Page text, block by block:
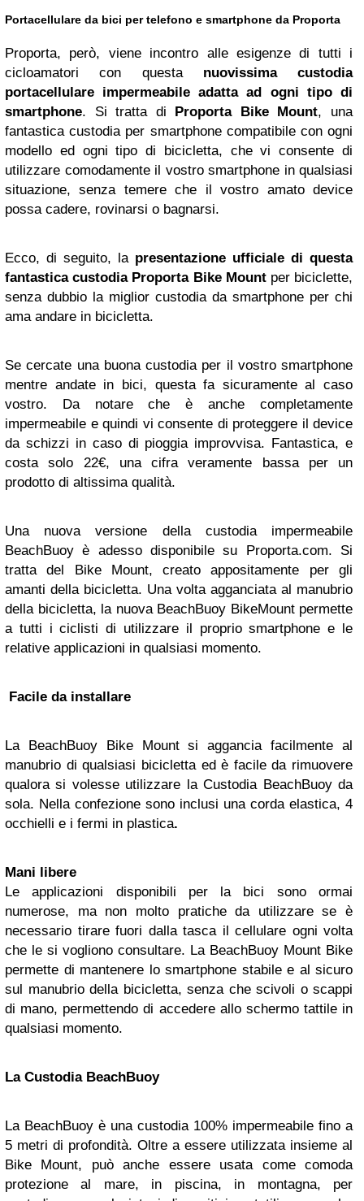
Portacellulare da bici per telefono e smartphone da Proporta
Proporta, però, viene incontro alle esigenze di tutti i
cicloamatori con questa nuovissima custodia
portacellulare impermeabile adatta ad ogni tipo di
smartphone. Si tratta di Proporta Bike Mount, una
fantastica custodia per smartphone compatibile con ogni
modello ed ogni tipo di bicicletta, che vi consente di
utilizzare comodamente il vostro smartphone in qualsiasi
situazione, senza temere che il vostro amato device
possa cadere, rovinarsi o bagnarsi.
Ecco, di seguito, la presentazione ufficiale di questa
fantastica custodia Proporta Bike Mountper biciclette,
senza dubbio la miglior custodia da smartphone per chi
ama andare in bicicletta.
Se cercate una buona custodia per il vostro smartphone
mentre andate in bici, questa fa sicuramente al caso
vostro. Da notare che è anche completamente
impermeabile e quindi vi consente di proteggere il device
da schizzi in caso di pioggia improvvisa. Fantastica, e
costa solo 22€, una cifra veramente bassa per un
prodotto di altissima qualità.
Una nuova versione della custodia impermeabile
BeachBuoy è adesso disponibile su Proporta.com. Si
tratta del Bike Mount, creato appositamente per gli
amanti della bicicletta. Una volta agganciata al manubrio
della bicicletta, la nuova BeachBuoy BikeMount permette
a tutti i ciclisti di utilizzare il proprio smartphone e le
relative applicazioni in qualsiasi momento.
Facile da installare
La BeachBuoy Bike Mount si aggancia facilmente al
manubrio di qualsiasi bicicletta ed è facile da rimuovere
qualora si volesse utilizzare la Custodia BeachBuoy da
sola. Nella confezione sono inclusi una corda elastica, 4
occhielli e i fermi in plastica.
Mani libere
Le applicazioni disponibili per la bici sono ormai
numerose, ma non molto pratiche da utilizzare se è
necessario tirare fuori dalla tasca il cellulare ogni volta
che le si vogliono consultare. La BeachBuoy Mount Bike
permette di mantenere lo smartphone stabile e al sicuro
sul manubrio della bicicletta, senza che scivoli o scappi
di mano, permettendo di accedere allo schermo tattile in
qualsiasi momento.
La Custodia BeachBuoy
La BeachBuoy è una custodia 100% impermeabile fino a
5 metri di profondità. Oltre a essere utilizzata insieme al
Bike Mount, può anche essere usata come comoda
protezione al mare, in piscina, in montagna, per